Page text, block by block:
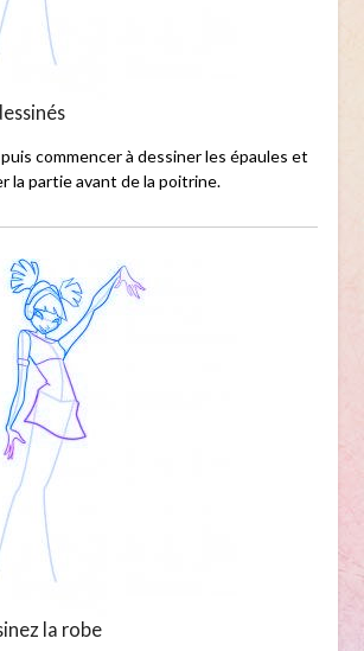
commencer à dessiner les épaules et
la partie avant de la poitrine.
la robe